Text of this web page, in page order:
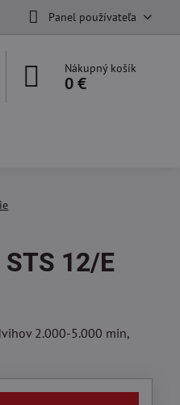
Panel používateľa
Nákupný košík
0 €
12/E
2.000-5.000 min,